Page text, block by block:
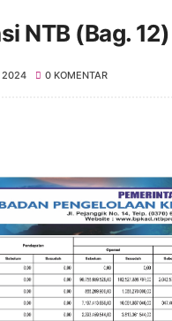
NTB (Bag. 12)
2024 0 KOMENTAR